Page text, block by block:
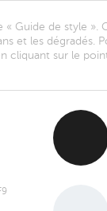
Guide de style
et les dégradés.
cliquant sur le